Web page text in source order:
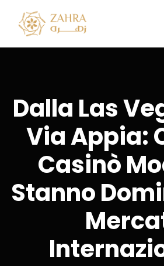
Dalla Las
Via Appia:
Casinò
Stanno